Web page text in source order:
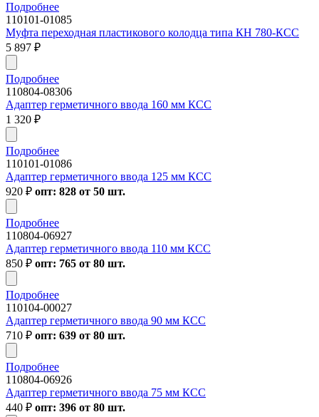
Подробнее
110101-01085
Муфта переходная пластикового колодца типа КН 780-КСС
5 897 ₽
Подробнее
110804-08306
Адаптер герметичного ввода 160 мм КСС
1 320 ₽
Подробнее
110101-01086
Адаптер герметичного ввода 125 мм КСС
920 ₽ опт: 828 от 50 шт.
Подробнее
110804-06927
Адаптер герметичного ввода 110 мм КСС
850 ₽ опт: 765 от 80 шт.
Подробнее
110104-00027
Адаптер герметичного ввода 90 мм КСС
710 ₽ опт: 639 от 80 шт.
Подробнее
110804-06926
Адаптер герметичного ввода 75 мм КСС
440 ₽ опт: 396 от 80 шт.